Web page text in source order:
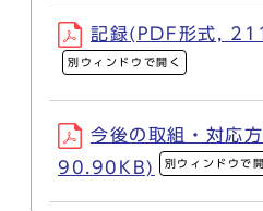
記録(PDF形式,
別ウィンドウで開く
今後の取組・対応
90.90KB)
別ウィンドウで